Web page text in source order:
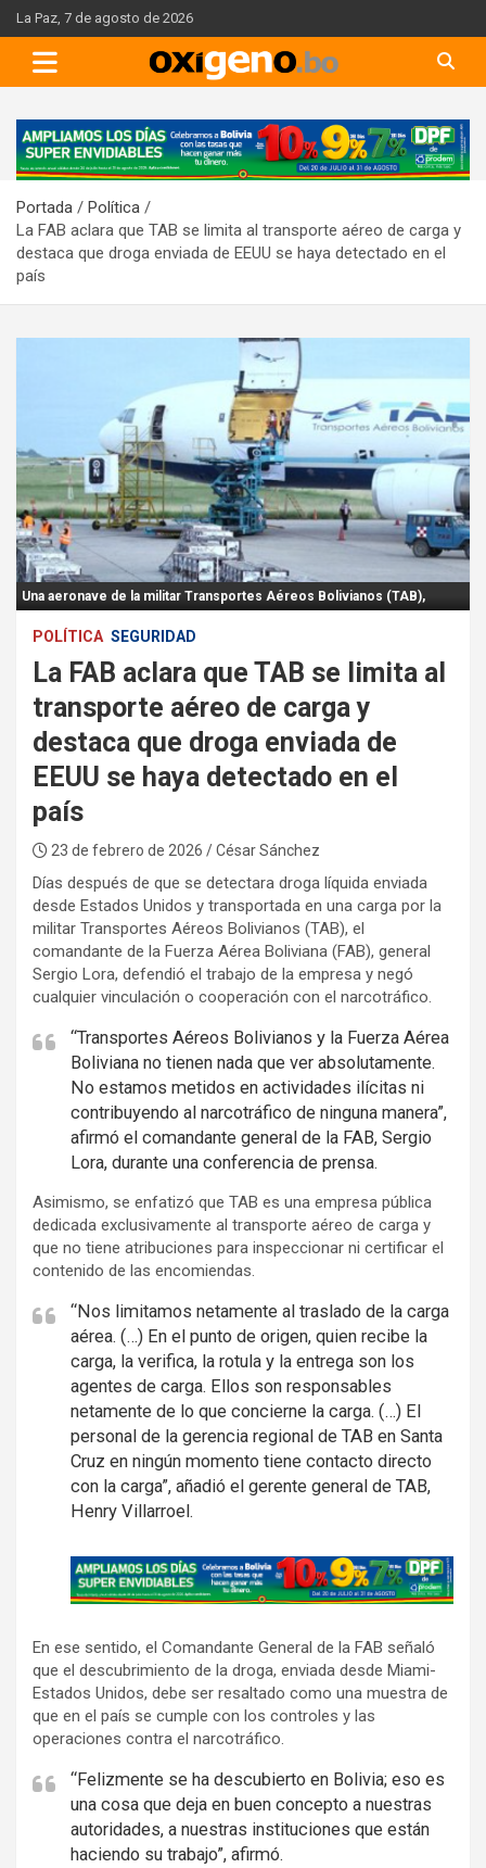
Skip
to
content
La Paz, 7 de agosto de 2026
A
d
e
r
t
i
s
n
t
:
Portada
Política
La FAB aclara que TAB se limita al transporte aéreo de carga y
destaca que droga enviada de EEUU se haya detectado en el
país
Una aeronave de la militar Transportes Aéreos Bolivianos (TAB),
POLÍTICA SEGURIDAD
La FAB aclara que TAB se limita al
transporte aéreo de carga y
destaca que droga enviada de
EEUU se haya detectado en el
país
23 de febrero de 2026 / César Sánchez
Días después de que se detectara droga líquida enviada
desde Estados Unidos y transportada en una carga por la
militar Transportes Aéreos Bolivianos (TAB), el
comandante de la Fuerza Aérea Boliviana (FAB), general
Sergio Lora, defendió el trabajo de la empresa y negó
cualquier vinculación o cooperación con el narcotráfico.
“Transportes Aéreos Bolivianos y la Fuerza Aérea
Boliviana no tienen nada que ver absolutamente.
No estamos metidos en actividades ilícitas ni
contribuyendo al narcotráfico de ninguna manera”,
afirmó el comandante general de la FAB, Sergio
Lora, durante una conferencia de prensa.
Asimismo, se enfatizó que TAB es una empresa pública
dedicada exclusivamente al transporte aéreo de carga y
que no tiene atribuciones para inspeccionar ni certificar el
contenido de las encomiendas.
“Nos limitamos netamente al traslado de la carga
aérea. (…) En el punto de origen, quien recibe la
carga, la verifica, la rotula y la entrega son los
agentes de carga. Ellos son responsables
netamente de lo que concierne la carga. (…) El
personal de la gerencia regional de TAB en Santa
Cruz en ningún momento tiene contacto directo
con la carga”, añadió el gerente general de TAB,
Henry Villarroel.
A
d
e
r
t
i
s
e
m
e
En ese sentido, el Comandante General de la FAB señaló
que el descubrimiento de la droga, enviada desde Miami-
Estados Unidos, debe ser resaltado como una muestra de
que en el país se cumple con los controles y las
operaciones contra el narcotráfico.
“Felizmente se ha descubierto en Bolivia; eso es
una cosa que deja en buen concepto a nuestras
autoridades, a nuestras instituciones que están
haciendo su trabajo”, afirmó.